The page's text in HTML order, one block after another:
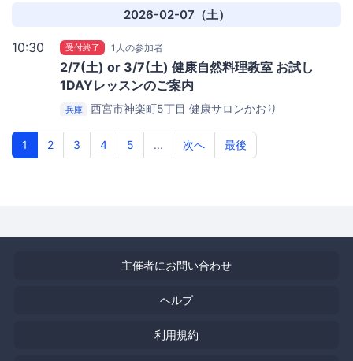
2026-02-07（土）
10:30 受付終了 1人の参加者
2/7(土) or 3/7(土) 健康自然料理教室 お試し
1DAYレッスンのご案内
兵庫 西宮市神楽町5丁目 健康サロンかおり
1 2 3 4 5 ... 次へ 最後
主催者にお問い合わせ
ヘルプ
利用規約